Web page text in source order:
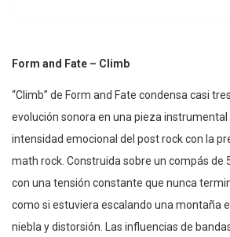
Form and Fate – Climb
“Climb” de Form and Fate condensa casi
evolución sonora en una pieza instrumental
intensidad emocional del post rock con la
math rock. Construida sobre un compás de
con una tensión constante que nunca
como si estuviera escalando una montaña
niebla y distorsión. Las influencias de